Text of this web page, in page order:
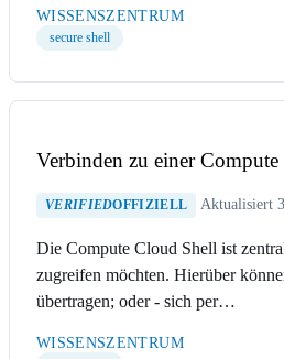
WISSENSZENTRUM
secure shell
Verbinden zu einer
VERIFIEDOFFIZIELL Aktualisiert
Die Compute Cloud Shell ist
zugreifen möchten. Hierüber
übertragen; oder - sich per…
WISSENSZENTRUM